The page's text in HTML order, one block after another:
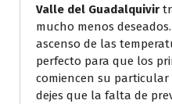
Valle del Guadalquivir
mucho menos
ascenso de las
perfecto para que los
comiencen su particular
dejes que la falta de